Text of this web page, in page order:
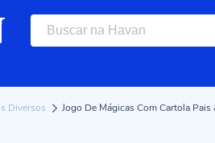
Diversos Jogo De Mágicas Com Cartola